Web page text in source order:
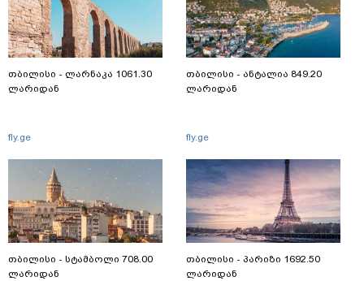
თბილისი - ლარნაკა 1061.30
ლარიდან
fly.ge
თბილისი - სტამბოლი 708.00
ლარიდან
თბილისი - ანტალია 849.20
ლარიდან
fly.ge
თბილისი - პარიზი 1692.50
ლარიდან